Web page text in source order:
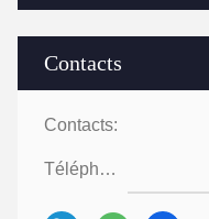
Contacts
Contacts:
Téléphone: